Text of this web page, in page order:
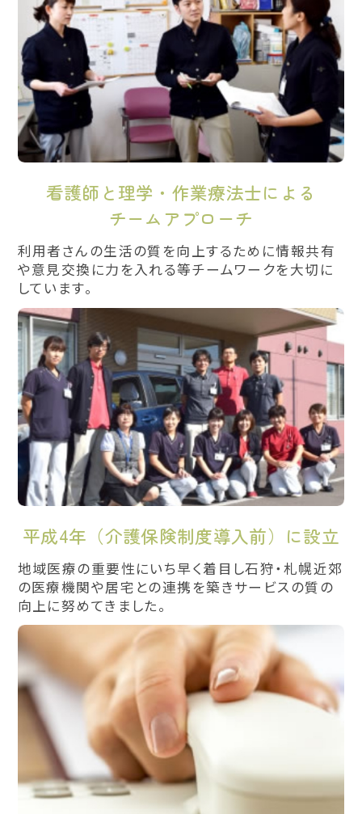
看護師と理学・作業療法士による
チームアプローチ
利用者さんの生活の質を向上するために情報共有
や意見交換に力を入れる等チームワークを大切に
しています。
平成4年（介護保険制度導入前）に設立
地域医療の重要性にいち早く着目し石狩・札幌近郊
の医療機関や居宅との連携を築きサービスの質の
向上に努めてきました。